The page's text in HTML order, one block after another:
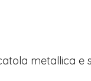
metallica e